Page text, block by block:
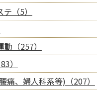
（5）
（257）
）
痛、婦人科系等)（207）